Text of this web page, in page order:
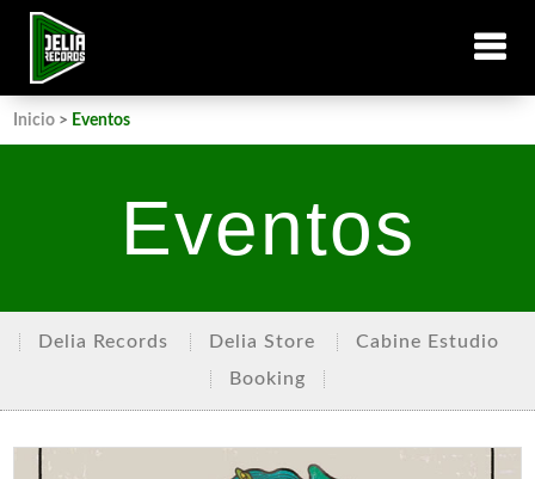
Inicio > Eventos
Eventos
Delia Records Delia Store
Cabine Estudio
Booking